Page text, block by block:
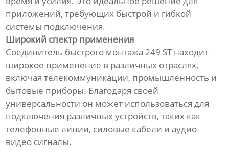
приложений, требующих быстрой и гибкой
системы подключения.
Широкий спектр применения
Соединитель быстрого монтажа 249 ST находит
широкое применение в различных отраслях,
включая телекоммуникации, промышленность и
бытовые приборы. Благодаря своей
универсальности он может использоваться для
подключения различных устройств, таких как
телефонные линии, силовые кабели и аудио-
видео сигналы.